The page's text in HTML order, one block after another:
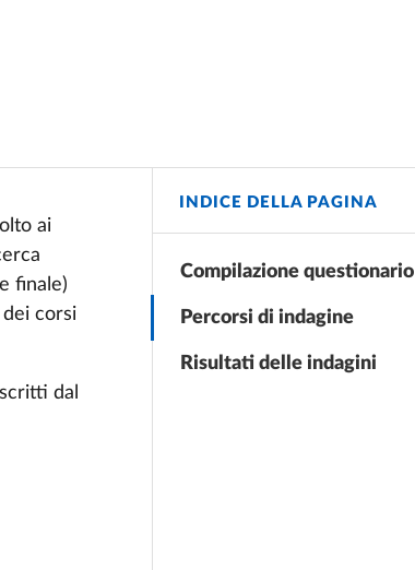
INDICE DELLA PAGINA
Compilazione questionario
Percorsi di indagine
Risultati delle indagini
ai
finale)
corsi
dal